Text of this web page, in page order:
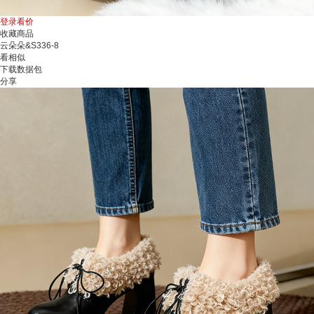
登录看价
收藏商品
云朵朵&S336-8
看相似
下载数据包
分享